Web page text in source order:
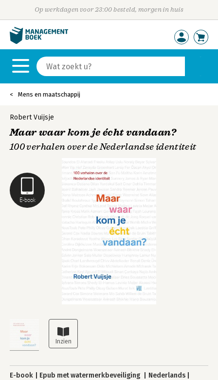
Op werkdagen voor 23:00 besteld, morgen in huis
Mens en maatschappij
E-book
Robert Vuijsje
Maar waar kom je écht vandaan?
100 verhalen over de Nederlandse identiteit
E-book Epub met watermerkbeveiliging
Nederlands